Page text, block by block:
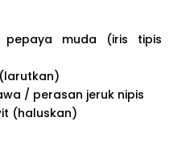
muda (iris tipis
/ perasan jeruk nipis
(haluskan)